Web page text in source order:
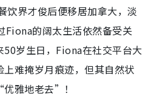
饮界才俊后便移居加拿大，淡
Fiona的阔太生活依然备受关
50岁生日，Fiona在社交平台大
上难掩岁月痕迹，但其自然状
雅地老去”！